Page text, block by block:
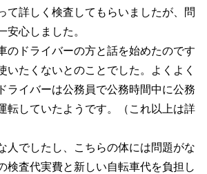
て詳しく検査してもらいましたが、問
安心しました。
のドライバーの方と話を始めたのです
いたくないとのことでした。よくよく
ライバーは公務員で公務時間中に公務
転していたようです。（これ以上は詳
人でしたし、こちらの体には問題がな
検査代実費と新しい自転車代を負担し